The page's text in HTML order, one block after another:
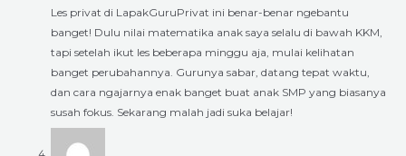
Les privat di LapakGuruPrivat ini benar-benar ngebantu
banget! Dulu nilai matematika anak saya selalu di bawah KKM,
tapi setelah ikut les beberapa minggu aja, mulai kelihatan
banget perubahannya. Gurunya sabar, datang tepat waktu,
dan cara ngajarnya enak banget buat anak SMP yang biasanya
susah fokus. Sekarang malah jadi suka belajar!